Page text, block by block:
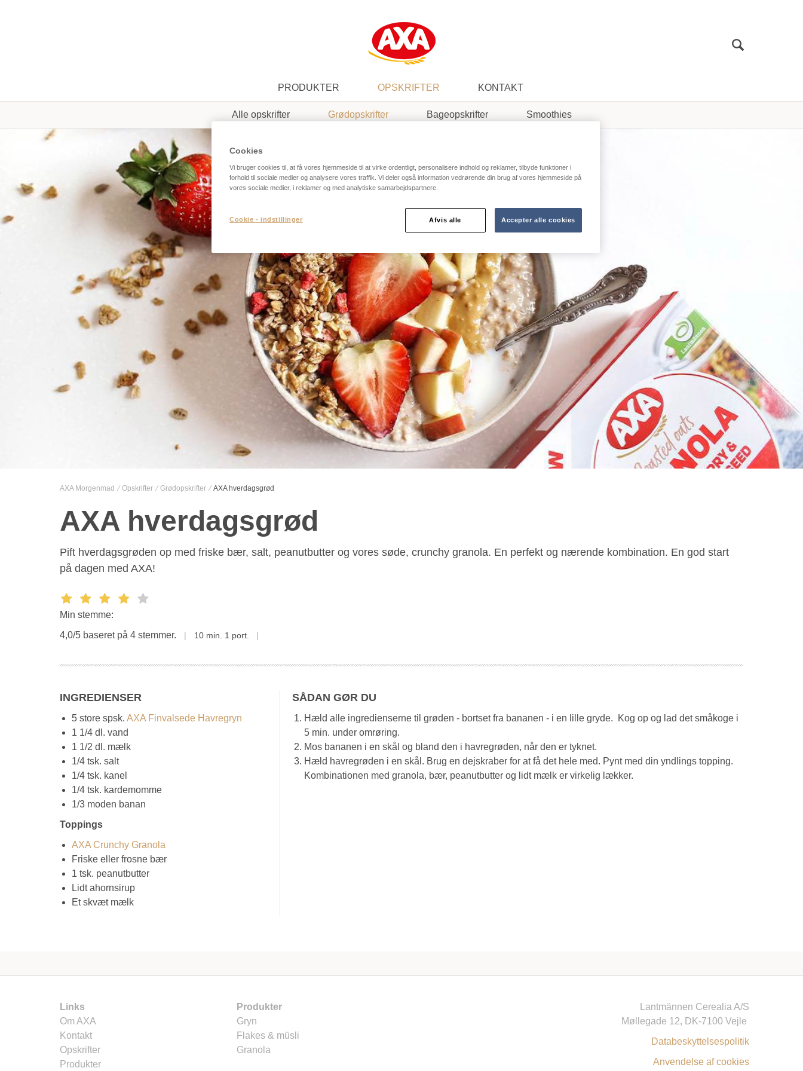
Sök
PRODUKTER OPSKRIFTER KONTAKT
Alle opskrifter Grødopskrifter Bageopskrifter Smoothies
AXA Morgenmad Opskrifter Grødopskrifter AXA hverdagsgrød
AXA hverdagsgrød
Pift hverdagsgrøden op med friske bær, salt, peanutbutter og vores søde, crunchy granola. En perfekt og nærende kombination. En god start
på dagen med AXA!
Min stemme:
4,0/5 baseret på 4 stemmer.
10 min. 1 port.
INGREDIENSER
5 store spsk. AXA Finvalsede Havregryn
1 1/4 dl. vand
1 1/2 dl. mælk
1/4 tsk. salt
1/4 tsk. kanel
1/4 tsk. kardemomme
1/3 moden banan
Toppings
AXA Crunchy Granola
Friske eller frosne bær
1 tsk. peanutbutter
Lidt ahornsirup
Et skvæt mælk
SÅDAN GØR DU
Hæld alle ingredienserne til grøden - bortset fra bananen - i en lille gryde. Kog op og lad det småkoge i
5 min. under omrøring.
Mos bananen i en skål og bland den i havregrøden, når den er tyknet.
Hæld havregrøden i en skål. Brug en dejskraber for at få det hele med. Pynt med din yndlings topping.
Kombinationen med granola, bær, peanutbutter og lidt mælk er virkelig lækker.
Links
Om AXA
Kontakt
Opskrifter
Produkter
Produkter
Gryn
Flakes & müsli
Granola
Lantmännen Cerealia A/S
Møllegade 12, DK-7100 Vejle
Databeskyttelsespolitik
Anvendelse af cookies
Cookies
Vi bruger cookies til, at få vores hjemmeside til at virke ordentligt, personalisere indhold og reklamer, tilbyde funktioner i
forhold til sociale medier og analysere vores traffik. Vi deler også information vedrørende din brug af vores hjemmeside på
vores sociale medier, i reklamer og med analytiske samarbejdspartnere.
Cookie - indstillinger Afvis alle Accepter alle cookies